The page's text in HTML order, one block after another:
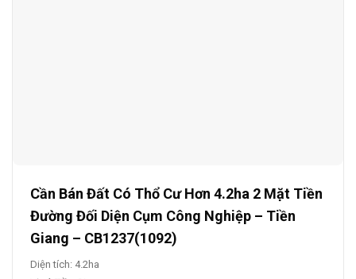
Cần Bán Đất Có Thổ Cư Hơn 4.2ha 2 Mặt Tiền
Đường Đối Diện Cụm Công Nghiệp – Tiền
Giang – CB1237(1092)
Diện tích: 4.2ha